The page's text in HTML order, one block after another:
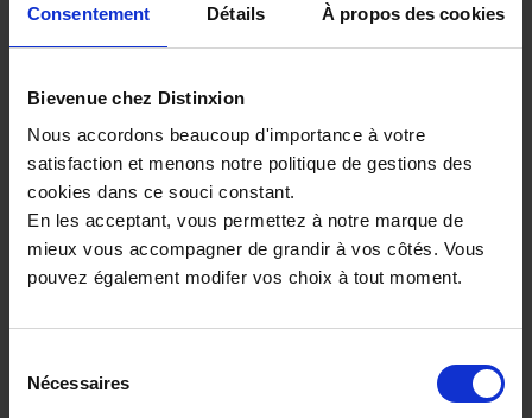
Consentement Détails À propos des cookies
Bievenue chez Distinxion
Nous accordons beaucoup d'importance à votre
satisfaction et menons notre politique de gestions des
cookies dans ce souci constant.
En les acceptant, vous permettez à notre marque de
mieux vous accompagner de grandir à vos côtés. Vous
pouvez également modifer vos choix à tout moment.
Nécessaires
CITROEN C4
1.2 PURETECH 130CH S&S EAT8 MAX
7 km - 2024 - Essence - Boîte auto
21 980€